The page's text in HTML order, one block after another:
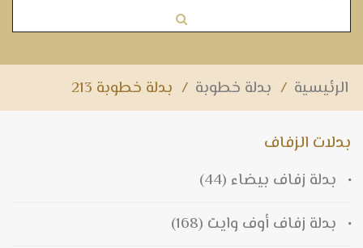
الرئيسية / بدلة خطوبة / بدلة خطوبة 213
بدلات الزفاف
بدلة زفاف بيضاء (44)
بدلة زفاف أوف وايت (168)